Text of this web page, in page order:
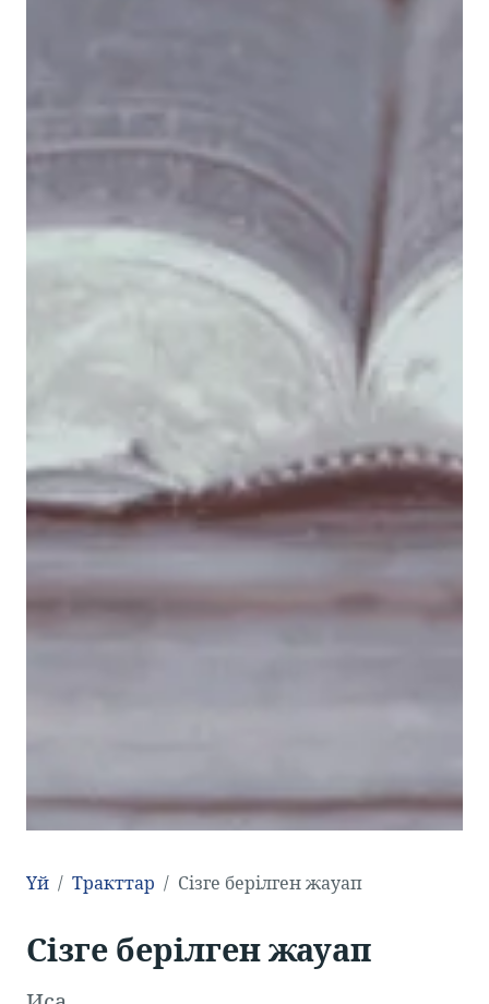
Үй Тракттар Сізге берілген жауап
Сізге берілген жауап